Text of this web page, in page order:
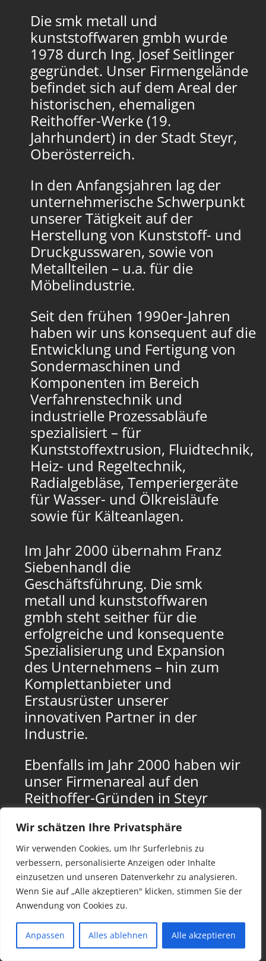
Wir schätzen Ihre Privatsphäre
Wir verwenden Cookies, um Ihr Surferlebnis zu
verbessern, personalisierte Anzeigen oder Inhalte
einzusetzen und unseren Datenverkehr zu analysieren.
Wenn Sie auf „Alle akzeptieren" klicken, stimmen Sie der
Anwendung von Cookies zu.
Anpassen Alles ablehnen Alle akzeptieren
Die smk metall und
kunststoffwaren gmbh wurde
1978 durch Ing. Josef Seitlinger
gegründet. Unser Firmengelände
befindet sich auf dem Areal der
historischen, ehemaligen
Reithoffer-Werke (19.
Jahrhundert) in der Stadt Steyr,
Oberösterreich.
In den Anfangsjahren lag der
unternehmerische Schwerpunkt
unserer Tätigkeit auf der
Herstellung von Kunststoff- und
Druckgusswaren, sowie von
Metallteilen – u.a. für die
Möbelindustrie.
Seit den frühen 1990er-Jahren
haben wir uns konsequent auf die
Entwicklung und Fertigung von
Sondermaschinen und
Komponenten im Bereich
Verfahrenstechnik und
industrielle Prozessabläufe
spezialisiert – für
Kunststoffextrusion, Fluidtechnik,
Heiz- und Regeltechnik,
Radialgebläse, Temperiergeräte
für Wasser- und Ölkreisläufe
sowie für Kälteanlagen.
Im Jahr 2000 übernahm Franz
Siebenhandl die
Geschäftsführung. Die smk
metall und kunststoffwaren
gmbh steht seither für die
erfolgreiche und konsequente
Spezialisierung und Expansion
des Unternehmens – hin zum
Komplettanbieter und
Erstausrüster unserer
innovativen Partner in der
Industrie.
Ebenfalls im Jahr 2000 haben wir
unser Firmenareal auf den
Reithoffer-Gründen in Steyr
Austria auf etwa 20.000 m²
erweitert.
Seither erweitern und
modernisieren wir laufend
Gebäude und Produktionshallen
– darunter behutsam
restaurierte historische